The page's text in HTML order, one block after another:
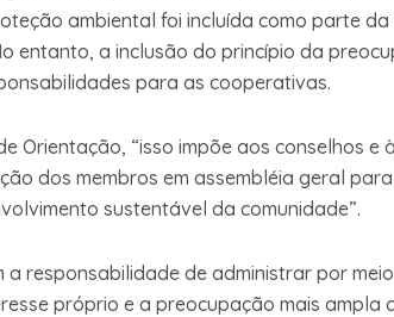
ambiental foi incluída como parte
entanto, a inclusão do princípio da
para as cooperativas.
Orientação, “isso impõe aos conselhos e
dos membros em assembléia geral
sustentável da comunidade”.
a responsabilidade de administrar por
próprio e a preocupação mais ampla